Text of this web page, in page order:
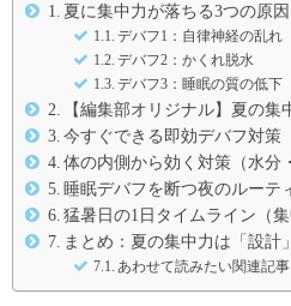
夏に集中力が落ちる3つの原
デバフ1：自律神経の乱れ
デバフ2：かくれ脱水
デバフ3：睡眠の質の低下
【編集部オリジナル】夏の
今すぐできる即効デバフ対策
体の内側から効く対策（水分
睡眠デバフを断つ夜のルーテ
猛暑日の1日タイムライン（集
まとめ：夏の集中力は「設計
あわせて読みたい関連記事